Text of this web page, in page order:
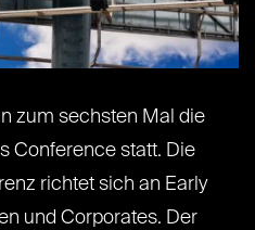
zum sechsten Mal die
Conference statt. Die
richtet sich an Early
und Corporates. Der